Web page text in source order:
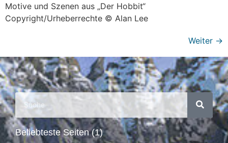
Motive und Szenen aus „Der Hobbit“
Copyright/Urheberrechte © Alan Lee
Weiter →
Beliebteste Seiten (1)